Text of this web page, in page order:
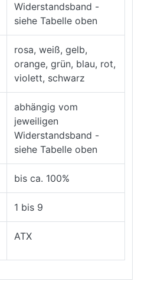
Widerstandsband -
siehe Tabelle oben
rosa, weiß, gelb,
orange, grün, blau, rot,
violett, schwarz
abhängig vom
jeweiligen
Widerstandsband -
siehe Tabelle oben
bis ca. 100%
1 bis 9
ATX